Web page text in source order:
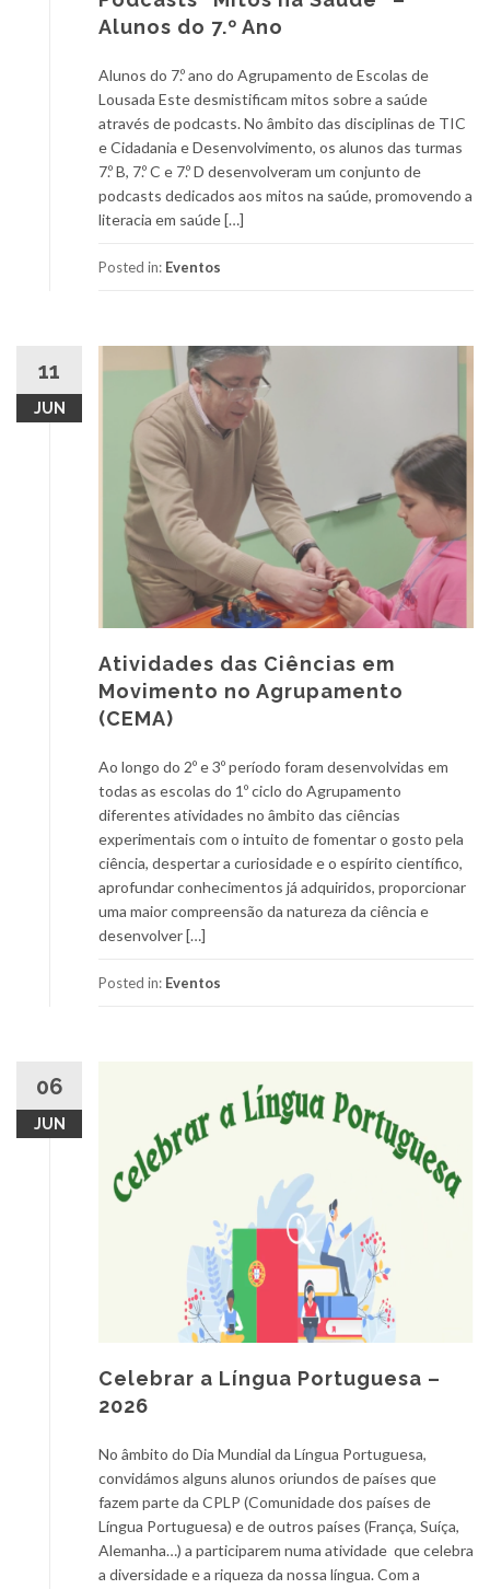
Alunos do 7.º Ano
Alunos do 7.º ano do Agrupamento de Escolas de
Lousada Este desmistificam mitos sobre a saúde
através de podcasts. No âmbito das disciplinas de TIC
e Cidadania e Desenvolvimento, os alunos das turmas
7.º B, 7.º C e 7.º D desenvolveram um conjunto de
podcasts dedicados aos mitos na saúde, promovendo a
literacia em saúde […]
Posted in: Eventos
11
JUN
Atividades das Ciências em
Movimento no Agrupamento
(CEMA)
Ao longo do 2º e 3º período foram desenvolvidas em
todas as escolas do 1º ciclo do Agrupamento
diferentes atividades no âmbito das ciências
experimentais com o intuito de fomentar o gosto pela
ciência, despertar a curiosidade e o espírito científico,
aprofundar conhecimentos já adquiridos, proporcionar
uma maior compreensão da natureza da ciência e
desenvolver […]
Posted in: Eventos
06
JUN
Celebrar a Língua Portuguesa –
2026
No âmbito do Dia Mundial da Língua Portuguesa,
convidámos alguns alunos oriundos de países que
fazem parte da CPLP (Comunidade dos países de
Língua Portuguesa) e de outros países (França, Suíça,
Alemanha…) a participarem numa atividade que celebra
a diversidade e a riqueza da nossa língua. Com a